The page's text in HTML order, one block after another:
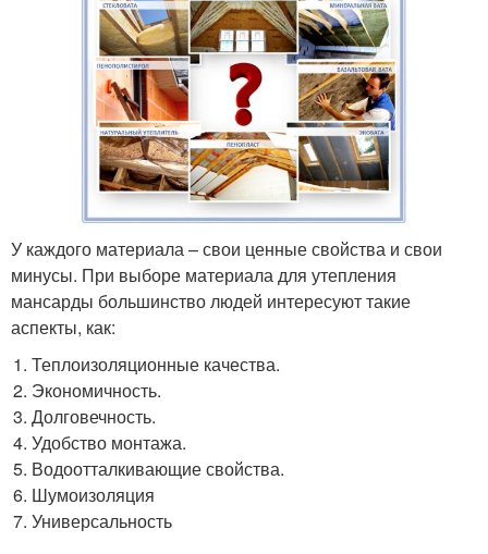
У каждого материала – свои ценные свойства и свои
минусы. При выборе материала для утепления
мансарды большинство людей интересуют такие
аспекты, как:
Теплоизоляционные качества.
Экономичность.
Долговечность.
Удобство монтажа.
Водоотталкивающие свойства.
Шумоизоляция
Универсальность